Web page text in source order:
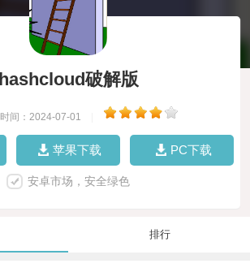
hashcloud破解版
时间：2024-07-01
苹果下载 PC下载
安卓市场，安全绿色
排行